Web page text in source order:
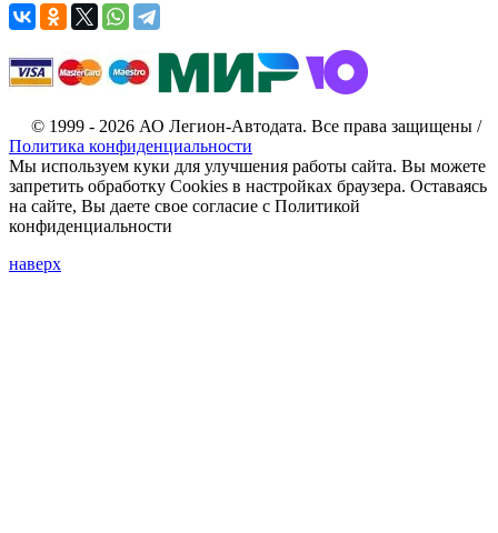
© 1999 - 2026 АО Легион-Автодата. Все права защищены /
Политика конфиденциальности
Мы используем куки для улучшения работы сайта. Вы можете
запретить обработку Cookies в настройках браузера. Оставаясь
на сайте, Вы даете свое согласие с Политикой
конфиденциальности
наверх